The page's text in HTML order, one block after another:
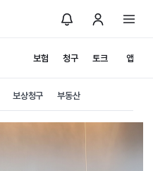
보험 청구 토크 앱
보상청구 부동산